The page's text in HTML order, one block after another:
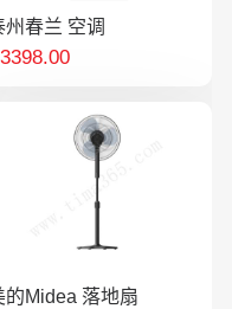
州春兰 空调
3398.00
的Midea 落地扇